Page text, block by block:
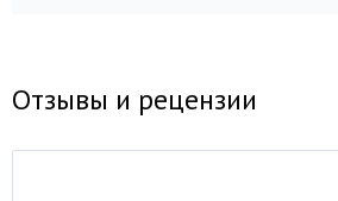
Отзывы и рецензии